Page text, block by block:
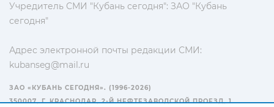
Учредитель СМИ "Кубань сегодня": ЗАО "Кубань
сегодня"
Адрес электронной почты редакции СМИ:
kubanseg@mail.ru
ЗАО «КУБАНЬ СЕГОДНЯ». (1996-2026)
350007, Г. КРАСНОДАР, 2-Й НЕФТЕЗАВОДСКОЙ ПРОЕЗД, 1